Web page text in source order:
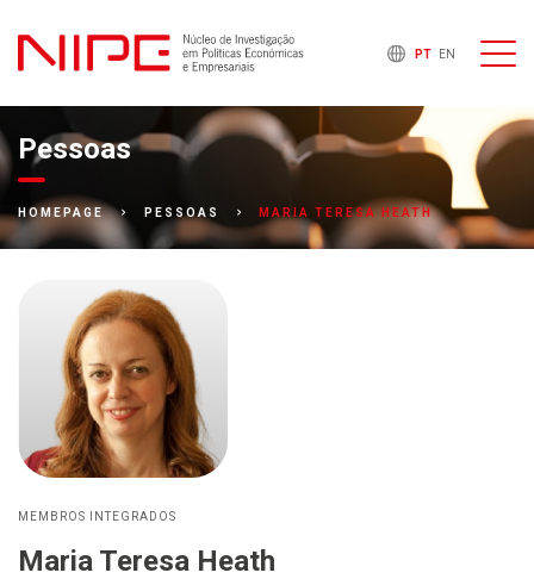
PT EN
Pessoas
HOMEPAGE PESSOAS MARIA TERESA HEATH
MEMBROS INTEGRADOS
Maria Teresa Heath